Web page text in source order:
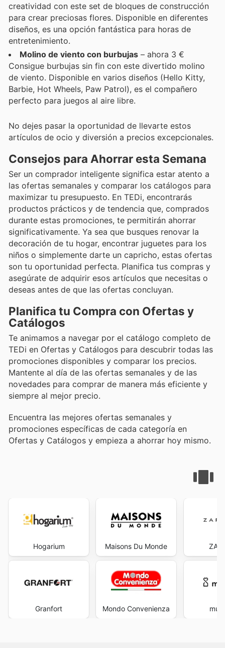
creatividad con este set de bloques de construcción
para crear preciosas flores. Disponible en diferentes
diseños, es una opción fantástica para horas de
entretenimiento.
Molino de viento con burbujas – ahora 3 €
Consigue burbujas sin fin con este divertido molino
de viento. Disponible en varios diseños (Hello Kitty,
Barbie, Hot Wheels, Paw Patrol), es el compañero
perfecto para juegos al aire libre.
No dejes pasar la oportunidad de llevarte estos
artículos de ocio y diversión a precios excepcionales.
Consejos para Ahorrar esta Semana
Ser un comprador inteligente significa estar atento a
las ofertas semanales y comparar los catálogos para
maximizar tu presupuesto. En TEDi, encontrarás
productos prácticos y de tendencia que, comprados
durante estas promociones, te permitirán ahorrar
significativamente. Ya sea que busques renovar la
decoración de tu hogar, encontrar juguetes para los
niños o simplemente darte un capricho, estas ofertas
son tu oportunidad perfecta. Planifica tus compras y
asegúrate de adquirir esos artículos que necesitas o
deseas antes de que las ofertas concluyan.
Planifica tu Compra con Ofertas y
Catálogos
Te animamos a navegar por el catálogo completo de
TEDi en Ofertas y Catálogos para descubrir todas las
promociones disponibles y comparar los precios.
Mantente al día de las ofertas semanales y de las
novedades para comprar de manera más eficiente y
siempre al mejor precio.
Encuentra las mejores ofertas semanales y
promociones específicas de cada categoría en
Ofertas y Catálogos y empieza a ahorrar hoy mismo.
Hogarium
Granfort
Maisons Du Monde
Mondo Convenienza